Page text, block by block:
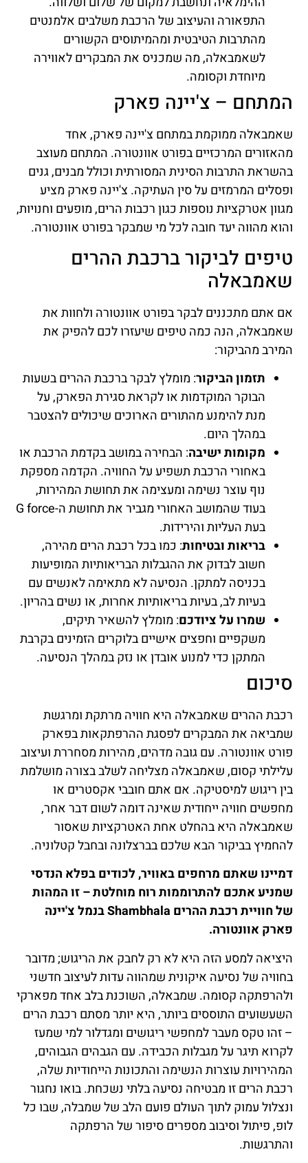
התפאורה והעיצוב של הרכבת משלבים אלמנטים
מהתרבות הטיבטית ומהמיתוסים הקשורים
לשאמבאלה, מה שמכניס את המבקרים לאווירה
מיוחדת וקסומה.
המתחם – צ'יינה פארק
שאמבאלה ממוקמת במתחם צ'יינה פארק, אחד
מהאזורים המרכזיים בפורט אוונטורה. המתחם מעוצב
בהשראת התרבות הסינית המסורתית וכולל מבנים, גנים
ופסלים המרמזים על סין העתיקה. צ'יינה פארק מציע
מגוון אטרקציות נוספות כגון רכבות הרים, מופעים וחנויות,
והוא מהווה יעד חובה לכל מי שמבקר בפורט אוונטורה.
טיפים לביקור ברכבת ההרים
שאמבאלה
אם אתם מתכננים לבקר בפורט אוונטורה ולחוות את
שאמבאלה, הנה כמה טיפים שיעזרו לכם להפיק את
המירב מהביקור:
תזמון הביקור: מומלץ לבקר ברכבת ההרים בשעות
הבוקר המוקדמות או לקראת סגירת הפארק, על
מנת להימנע מהתורים הארוכים שיכולים להצטבר
במהלך היום.
מקומות ישיבה: הבחירה במושב בקדמת הרכבת או
באחורי הרכבת תשפיע על החוויה. הקדמה מספקת
נוף עוצר נשימה ומעצימה את תחושת המהירות,
בעוד שהמושב האחורי מגביר את תחושת ה-G force
בעת העליות והירידות.
בריאות ובטיחות: כמו בכל רכבת הרים מהירה,
חשוב לבדוק את ההגבלות הבריאותיות המופיעות
בכניסה למתקן. הנסיעה לא מתאימה לאנשים עם
בעיות לב, בעיות בריאותיות אחרות, או נשים בהריון.
שמרו על ציודכם: מומלץ להשאיר תיקים,
משקפיים וחפצים אישיים בלוקרים הזמינים בקרבת
המתקן כדי למנוע אובדן או נזק במהלך הנסיעה.
סיכום
רכבת ההרים שאמבאלה היא חוויה מרתקת ומרגשת
שמביאה את המבקרים לפסגת ההרפתקאות בפארק
פורט אוונטורה. עם גובה מדהים, מהירות מסחררת ועיצוב
עלילתי קסום, שאמבאלה מצליחה לשלב בצורה מושלמת
בין ריגוש למיסטיקה. אם אתם חובבי אקסטרים או
מחפשים חוויה ייחודית שאינה דומה לשום דבר אחר,
שאמבאלה היא בהחלט אחת האטרקציות שאסור
להחמיץ בביקור הבא שלכם בברצלונה ובחבל קטלוניה.
דמיינו שאתם מרחפים באוויר, לכודים בפלא הנדסי
שמניע אתכם להתרוממות רוח מוחלטת – זו המהות
של חוויית רכבת ההרים Shambhala בנמל צ'יינה
פארק אוונטורה.
היציאה למסע הזה היא לא רק לחבק את הריגוש; מדובר
בחוויה של נסיעה איקונית שמהווה עדות לעיצוב חדשני
ולהרפתקה קסומה. שמבאלה, השוכנת בלב אחד מפארקי
השעשועים התוססים ביותר, היא יותר מסתם רכבת הרים
– זהו טקס מעבר למחפשי ריגושים ומגדלור למי שמעז
לקרוא תיגר על מגבלות הכבידה. עם הגבהים הגבוהים,
המהירויות עוצרות הנשימה והתכונות הייחודיות שלה,
רכבת הרים זו מבטיחה נסיעה בלתי נשכחת. בואו נחגור
ונצלול עמוק לתוך העולם פועם הלב של שמבלה, שבו כל
לופ, פיתול וסיבוב מספרים סיפור של הרפתקה
והתרגשות.